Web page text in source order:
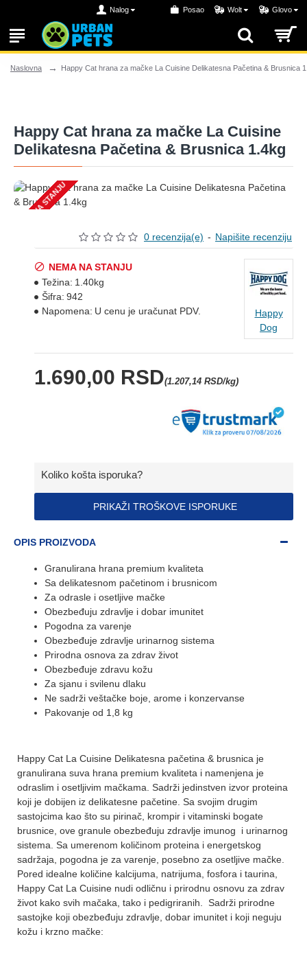
Nalog Posao Wolt Glovo
Naslovna Happy Cat hrana za mačke La Cuisine Delikatesna Pačetina & Brusnica
Happy Cat hrana za mačke La Cuisine
Delikatesna Pačetina & Brusnica 1.4kg
NEMA NA STANJU
0 recenzija(e) - Napišite recenziju
1.690,00 RSD(1.207,14 RSD/kg)
NEMA NA STANJU
Težina: 1.40kg
Šifra: 942
Napomena: U cenu je uračunat PDV.
Happy
Dog
Koliko košta isporuka?
PRIKAŽI TROŠKOVE ISPORUKE
OPIS PROIZVODA
Granulirana hrana premium kvaliteta
Sa delikatesnom pačetinom i brusnicom
Za odrasle i osetljive mačke
Obezbeđuju zdravlje i dobar imunitet
Pogodna za varenje
Obezbeđuje zdravlje urinarnog sistema
Prirodna osnova za zdrav život
Obezbeđuje zdravu kožu
Za sjanu i svilenu dlaku
Ne sadrži veštačke boje, arome i konzervanse
Pakovanje od 1,8 kg
Happy Cat La Cuisine Delikatesna pačetina & brusnica je
granulirana suva hrana premium kvaliteta i namenjena je
odraslim i osetljivim mačkama. Sadrži jedinstven izvor proteina
koji je dobijen iz delikatesne pačetine. Sa svojim drugim
sastojcima kao što su pirinač, krompir i vitaminski bogate
brusnice, ove granule obezbeđuju zdravlje imunog i urinarnog
sistema. Sa umerenom količinom proteina i energetskog
sadržaja, pogodna je za varenje, posebno za osetljive mačke.
Pored idealne količine kalcijuma, natrijuma, fosfora i taurina,
Happy Cat La Cuisine nudi odličnu i prirodnu osnovu za zdrav
život kako svih mačaka, tako i pedigriranih. Sadrži prirodne
sastojke koji obezbeđuju zdravlje, dobar imunitet i koji neguju
kožu i krzno mačke: